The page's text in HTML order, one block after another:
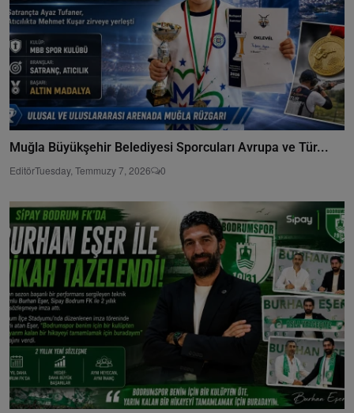
Muğla Büyükşehir Belediyesi Sporcuları Avrupa ve Tür...
EditörTuesday, Temmuzy 7, 2026 0